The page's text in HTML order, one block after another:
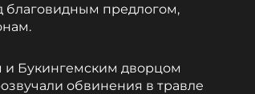
благовидным предлогом,
Букингемским дворцом
обвинения в травле